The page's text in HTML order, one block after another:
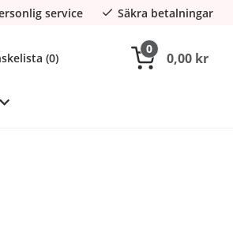
service Säkra betalningar
(0)
0
0,00 kr